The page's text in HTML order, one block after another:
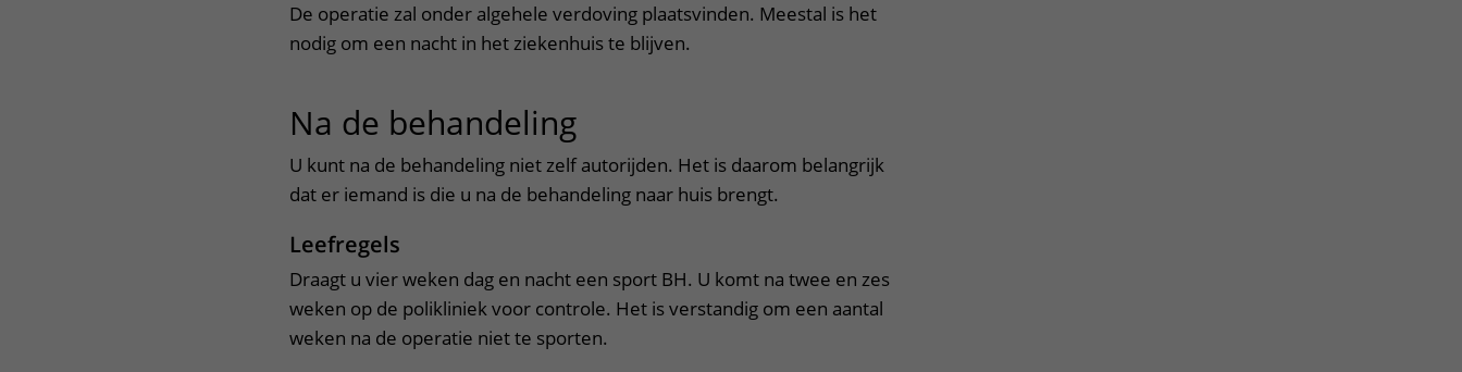
De operatie zal onder algehele verdoving plaatsvinden. Meestal is het
nodig om een nacht in het ziekenhuis te blijven.
Na de behandeling
U kunt na de behandeling niet zelf autorijden. Het is daarom belangrijk
dat er iemand is die u na de behandeling naar huis brengt.
Leefregels
Draagt u vier weken dag en nacht een sport BH. U komt na twee en zes
weken op de polikliniek voor controle. Het is verstandig om een aantal
weken na de operatie niet te sporten.